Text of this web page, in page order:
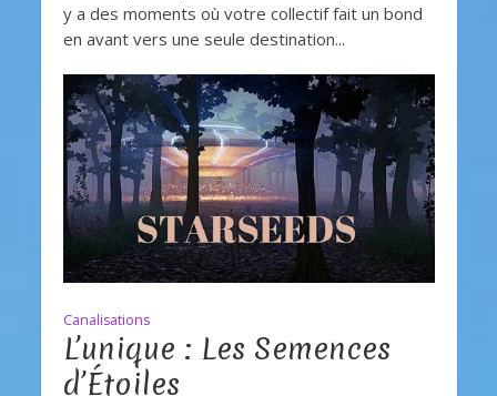
y a des moments où votre collectif fait un bond
en avant vers une seule destination...
Canalisations
L’unique : Les Semences
d’Étoiles